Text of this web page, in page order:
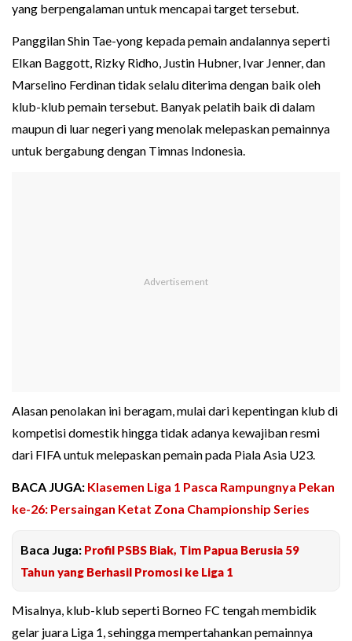
yang berpengalaman untuk mencapai target tersebut.
Panggilan Shin Tae-yong kepada pemain andalannya seperti
Elkan Baggott, Rizky Ridho, Justin Hubner, Ivar Jenner, dan
Marselino Ferdinan tidak selalu diterima dengan baik oleh
klub-klub pemain tersebut. Banyak pelatih baik di dalam
maupun di luar negeri yang menolak melepaskan pemainnya
untuk bergabung dengan Timnas Indonesia.
Alasan penolakan ini beragam, mulai dari kepentingan klub di
kompetisi domestik hingga tidak adanya kewajiban resmi
dari FIFA untuk melepaskan pemain pada Piala Asia U23.
BACA JUGA: Klasemen Liga 1 Pasca Rampungnya Pekan
ke-26: Persaingan Ketat Zona Championship Series
Baca Juga: Profil PSBS Biak, Tim Papua Berusia 59
Tahun yang Berhasil Promosi ke Liga 1
Misalnya, klub-klub seperti Borneo FC tengah membidik
gelar juara Liga 1, sehingga mempertahankan pemainnya